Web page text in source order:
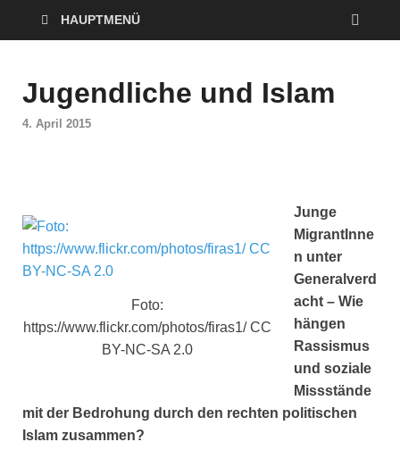
HAUPTMENÜ
Jugendliche und Islam
4. April 2015
Foto:
https://www.flickr.com/photos/firas1/ CC
BY-NC-SA 2.0
Junge
MigrantInne
n unter
Generalverd
acht – Wie
hängen
Rassismus
und soziale
Missstände
mit der Bedrohung durch den rechten politischen
Islam zusammen?